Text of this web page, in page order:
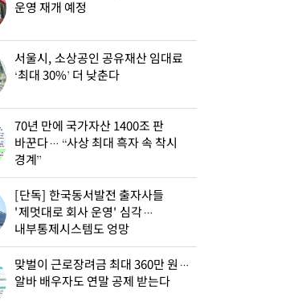
운영 재개 예정
서울시, 소상공인 공유재산 임대료
‘최대 30%’ 더 낮춘다
70년 만에 국가자산 1400조 판
바꾼다… “사상 최대 흑자 속 착시
경계”
[단독] 한국동서발전 출자사들
'제멋대로 회사 운영' 심각…
내부통제시스템도 엉망
맞벌이 근로장려금 최대 360만 원…
알바 배우자도 연말 공제 받는다